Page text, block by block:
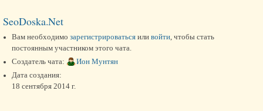
SeoDoska.Net
Вам необходимо зарегистрироваться или войти, чтобы стать
постоянным участником этого чата.
Создатель чата:
Ион Мунтян
Дата создания:
18 сентября 2014 г.